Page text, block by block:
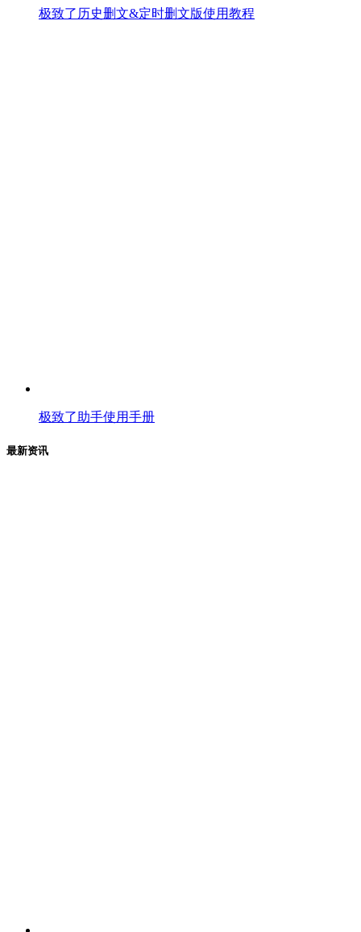
极致了历史删文&定时删文版使用教程
极致了助手使用手册
最新资讯